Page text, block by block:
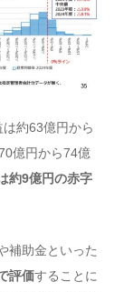
約63億円から
億円から74億
約9億円の赤字
補助金といった
評価することに